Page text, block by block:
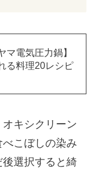
マ電気圧力鍋】
る料理20レシピ
キシクリーン
こぼしの染み
選択すると綺